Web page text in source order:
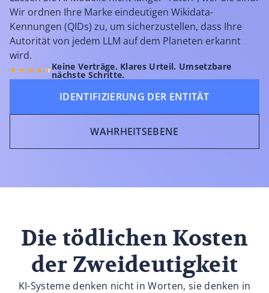
Wir ordnen Ihre Marke eindeutigen Wikidata-
Kennungen (QIDs) zu, um sicherzustellen, dass Ihre
Autorität von jedem LLM auf dem Planeten erkannt
wird.
Keine Verträge. Klares Urteil. Umsetzbare
nächste Schritte.
IDENTIFIZIERUNG DER ENTITÄT
WAHRHEITSEBENE
Die tödlichen Kosten
der Zweideutigkeit
KI-Systeme denken nicht in Worten, sie denken in